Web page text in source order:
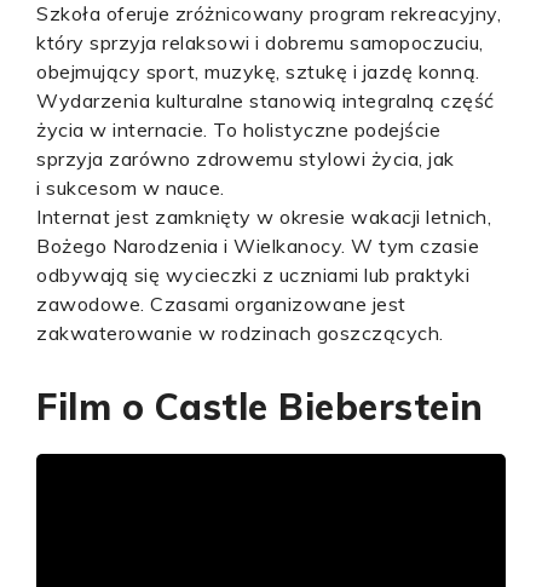
Szkoła oferuje zróżnicowany program rekreacyjny,
który sprzyja relaksowi i dobremu samopoczuciu,
obejmujący sport, muzykę, sztukę i jazdę konną.
Wydarzenia kulturalne stanowią integralną część
życia w internacie. To holistyczne podejście
sprzyja zarówno zdrowemu stylowi życia, jak
i sukcesom w nauce.
Internat jest zamknięty w okresie wakacji letnich,
Bożego Narodzenia i Wielkanocy. W tym czasie
odbywają się wycieczki z uczniami lub praktyki
zawodowe. Czasami organizowane jest
zakwaterowanie w rodzinach goszczących.
Film o Castle Bieberstein